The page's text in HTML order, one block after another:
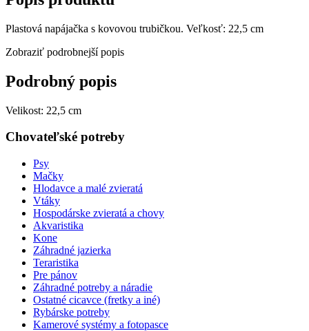
Plastová napájačka s kovovou trubičkou. Veľkosť: 22,5 cm
Zobraziť podrobnejší popis
Podrobný popis
Velikost: 22,5 cm
Chovateľské potreby
Psy
Mačky
Hlodavce a malé zvieratá
Vtáky
Hospodárske zvieratá a chovy
Akvaristika
Kone
Záhradné jazierka
Teraristika
Pre pánov
Záhradné potreby a náradie
Ostatné cicavce (fretky a iné)
Rybárske potreby
Kamerové systémy a fotopasce